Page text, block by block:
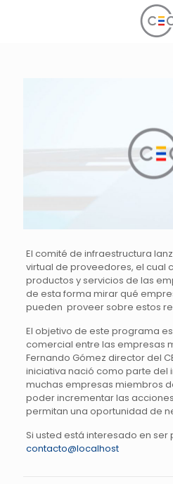
El comité de infraestructura
virtual de proveedores, el cual
productos y servicios de las
de esta forma mirar qué
pueden proveer sobre estos
El objetivo de este programa
comercial entre las empresas
Fernando Gómez director del
iniciativa nació como parte del
muchas empresas miembros
poder incrementar las
permitan una oportunidad de
Si usted está interesado en
contacto@localhost